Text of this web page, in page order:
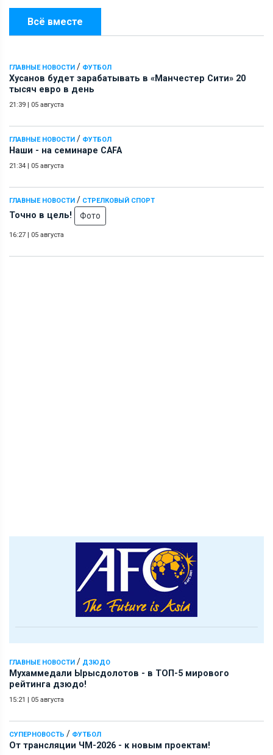
Всё вместе
ГЛАВНЫЕ НОВОСТИ / ФУТБОЛ
Хусанов будет зарабатывать в «Манчестер Сити» 20
тысяч евро в день
21:39 | 05 августа
ГЛАВНЫЕ НОВОСТИ / ФУТБОЛ
Наши - на семинаре СAFA
21:34 | 05 августа
ГЛАВНЫЕ НОВОСТИ / СТРЕЛКОВЫЙ СПОРТ
Точно в цель! Фото
16:27 | 05 августа
ГЛАВНЫЕ НОВОСТИ / ДЗЮДО
Мухаммедали Ырысдолотов - в ТОП-5 мирового
рейтинга дзюдо!
15:21 | 05 августа
СУПЕРНОВОСТЬ / ФУТБОЛ
От трансляции ЧМ-2026 - к новым проектам!